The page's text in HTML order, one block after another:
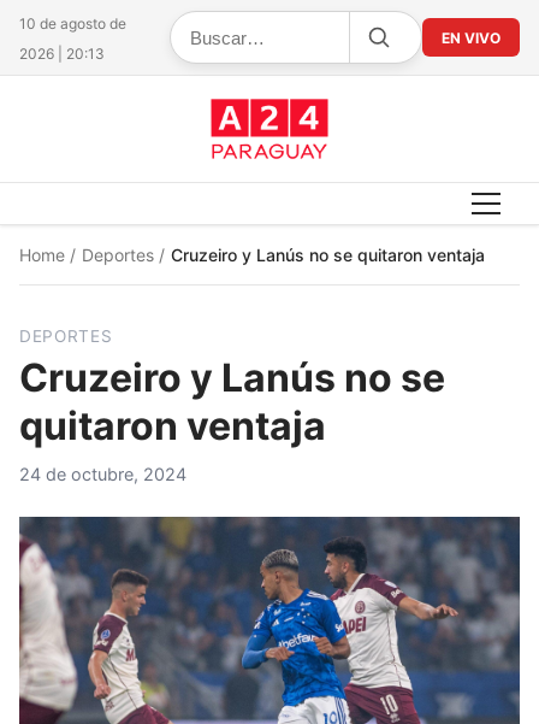
10 de agosto de
2026 | 20:13
EN VIVO
Home / Deportes / Cruzeiro y Lanús no se quitaron ventaja
DEPORTES
Cruzeiro y Lanús no se
quitaron ventaja
24 de octubre, 2024